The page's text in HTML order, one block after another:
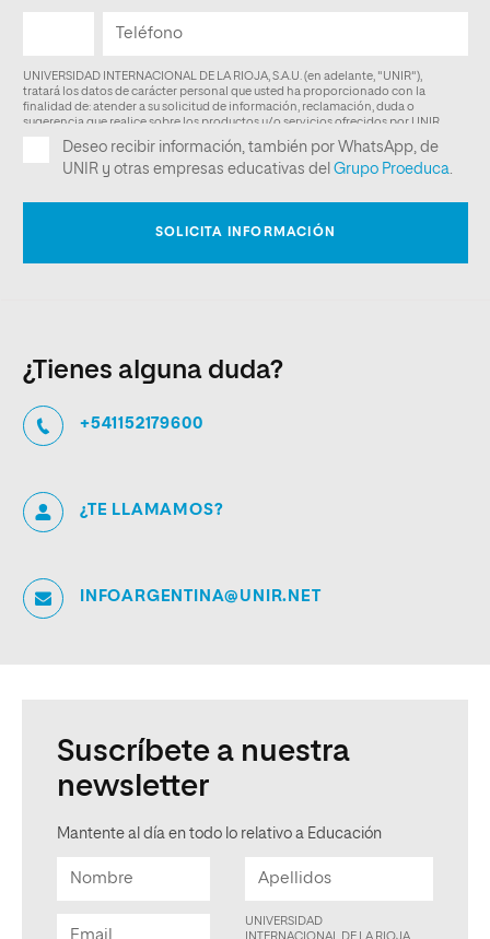
¿Tienes alguna duda?
+541152179600
¿TE LLAMAMOS?
INFOARGENTINA@UNIR.NET
Suscríbete a nuestra
newsletter
Mantente al día en todo lo relativo a Educación